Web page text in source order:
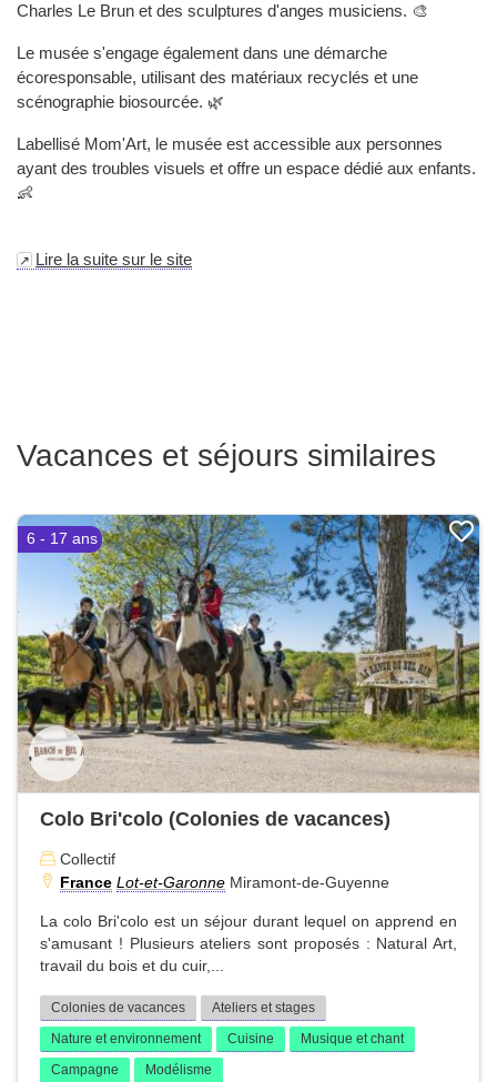
Charles Le Brun et des sculptures d'anges musiciens. 🎨
Le musée s'engage également dans une démarche
écoresponsable, utilisant des matériaux recyclés et une
scénographie biosourcée. 🌿
Labellisé Mom'Art, le musée est accessible aux personnes
ayant des troubles visuels et offre un espace dédié aux enfants.
👶
Lire la suite sur le site
Vacances et séjours similaires
6 - 17 ans
Colo Bri'colo (Colonies de vacances)
Collectif
France Lot-et-Garonne Miramont-de-Guyenne
La colo Bri'colo est un séjour durant lequel on apprend en
s'amusant ! Plusieurs ateliers sont proposés : Natural Art,
travail du bois et du cuir,...
Colonies de vacances
Ateliers et stages
Nature et environnement
Cuisine
Musique et chant
Campagne
Modélisme